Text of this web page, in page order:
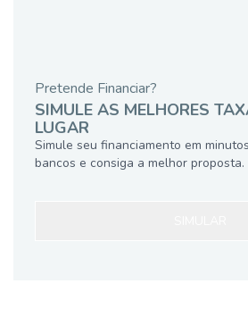
Pretende Financiar?
SIMULE AS MELHORES
LUGAR
Simule seu financiamento em
bancos e consiga a melhor proposta.